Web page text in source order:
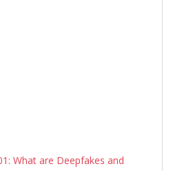
What are Deepfakes and